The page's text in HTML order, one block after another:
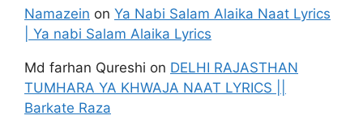
Namazein on Ya Nabi Salam Alaika Naat Lyrics
| Ya nabi Salam Alaika Lyrics
Md farhan Qureshi on DELHI RAJASTHAN
TUMHARA YA KHWAJA NAAT LYRICS ||
Barkate Raza